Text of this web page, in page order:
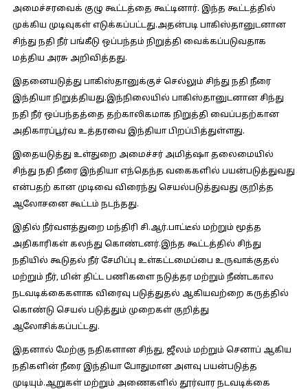
அமைச்சரவைக் குழு கூட்டத்தை கூட்டினார். இந்த கூட்டத்தில்
முக்கிய முடிவுகள் எடுக்கப்பட்டது.அதன்படி பாகிஸ்தானுடனான
சிந்து நதி நீர் பங்கீடு ஒப்பந்தம் நிறுத்தி வைக்கப்படுவதாக
மத்திய அரசு அறிவித்தது.
இதனையடுத்து பாகிஸ்தானுக்குச் செல்லும் சிந்து நதி நீரை
இந்தியா நிறுத்தியது.இந்நிலையில் பாகிஸ்தானுடனான சிந்து
நதி நீர் ஒப்பந்தத்தை தற்காலிகமாக நிறுத்தி வைப்பதற்கான
அதிகாரப்பூர்வ உத்தரவை இந்தியா பிறப்பித்துள்ளது.
இதையடுத்து உள்துறை அமைச்சர் அமித்ஷா தலைமையில்
சிந்து நதி நீரை இந்தியா எந்தெந்த வகைகளில் பயன்படுத்துவது
என்பதற் கான முடிவை விரைந்து செயல்படுத்துவது குறித்த
ஆலோசனை கூட்டம் நடந்தது.
இதில் நீர்வளத்துறை மந்திரி சி.ஆர்.பாட்டீல் மற்றும் மூத்த
அதிகாரிகள் கலந்து கொண்டனர்.இந்த கூட்டத்தில் சிந்து
நதியில் கூடுதல் நீர் சேமிப்பு உள்கட்டமைப்பை உருவாக்குதல்
மற்றும் நீர், மின் திட்ட பணிகளை நடுத்தர மற்றும் நீண்டகால
நடவடிக்கைகளாக விரைவு படுத்துதல் ஆகியவற்றை கருத்தில்
கொண்டு செயல் படுத்தும் முறைகள் குறித்து
ஆலோசிக்கப்பட்டது.
இதனால் மேற்கு நதிகளான சிந்து, ஜீலம் மற்றும் செனாப் ஆகிய
நதிகளின் நீரை இந்தியா போதுமான அளவு பயன்படுத்த
முடியும்.ஆறுகள் மற்றும் அணைகளில் தூர்வார நடவடிக்கை